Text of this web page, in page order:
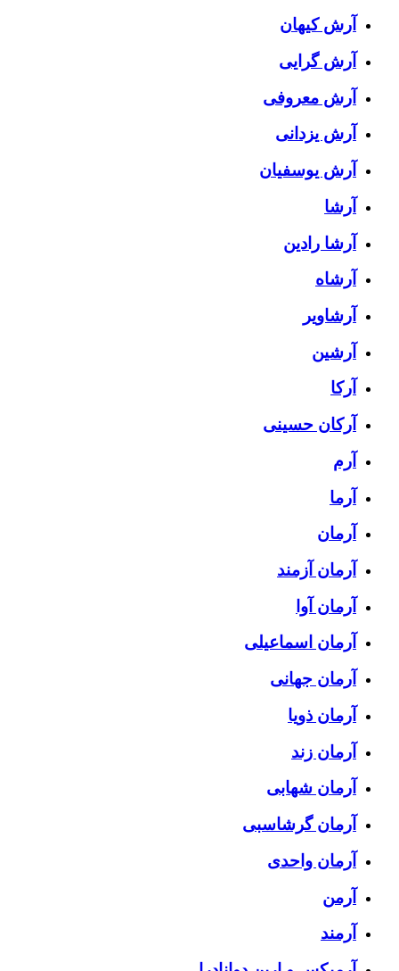
آرش کیهان
آرش گرایی
آرش معروفی
آرش یزدانی
آرش یوسفیان
آرشا
آرشا رادین
آرشاه
آرشاویر
آرشین
آرکا
آرکان حسینی
آرم
آرما
آرمان
آرمان آزمند
آرمان آوا
آرمان اسماعیلی
آرمان جهانی
آرمان ذویا
آرمان زند
آرمان شهابی
آرمان گرشاسبی
آرمان واحدی
آرمن
آرمند